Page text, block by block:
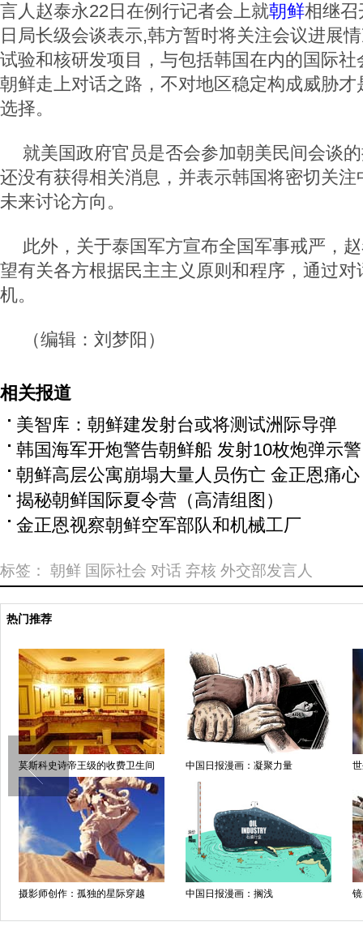
言人赵泰永22日在例行记者会上就朝鲜相继召
日局长级会谈表示,韩方暂时将关注会议进展
试验和核研发项目，与包括韩国在内的国际
朝鲜走上对话之路，不对地区稳定构成威胁
选择。
就美国政府官员是否会参加朝美民间会谈
还没有获得相关消息，并表示韩国将密切关
未来讨论方向。
此外，关于泰国军方宣布全国军事戒严，
望有关各方根据民主主义原则和程序，通过
机。
（编辑：刘梦阳）
相关报道
美智库：朝鲜建发射台或将测试洲际导弹
韩国海军开炮警告朝鲜船 发射10枚炮弹示警
朝鲜高层公寓崩塌大量人员伤亡 金正恩痛心
揭秘朝鲜国际夏令营（高清组图）
金正恩视察朝鲜空军部队和机械工厂
标签： 朝鲜 国际社会 对话 弃核 外交部发言人
热门推荐
莫斯科史诗帝王级的收费卫生间 中国日报漫画：凝聚力量
摄影师创作：孤独的星际穿越 中国日报漫画：搁浅